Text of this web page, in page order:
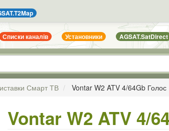
Списки каналів Установники AGSAT.SatDirect
Смарт ТВ Vontar W2 ATV 4/64Gb Голос
Vontar W2 ATV 4/